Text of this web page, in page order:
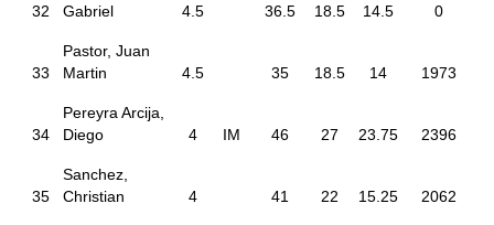
32
Gabriel
4.5 36.5 18.5 14.5 0
33
Pastor, Juan
Martin
4.5 35 18.5 14 1973
34
Pereyra Arcija,
Diego
4 IM 46 27 23.75 2396
35
Sanchez,
Christian
4 41 22 15.25 2062